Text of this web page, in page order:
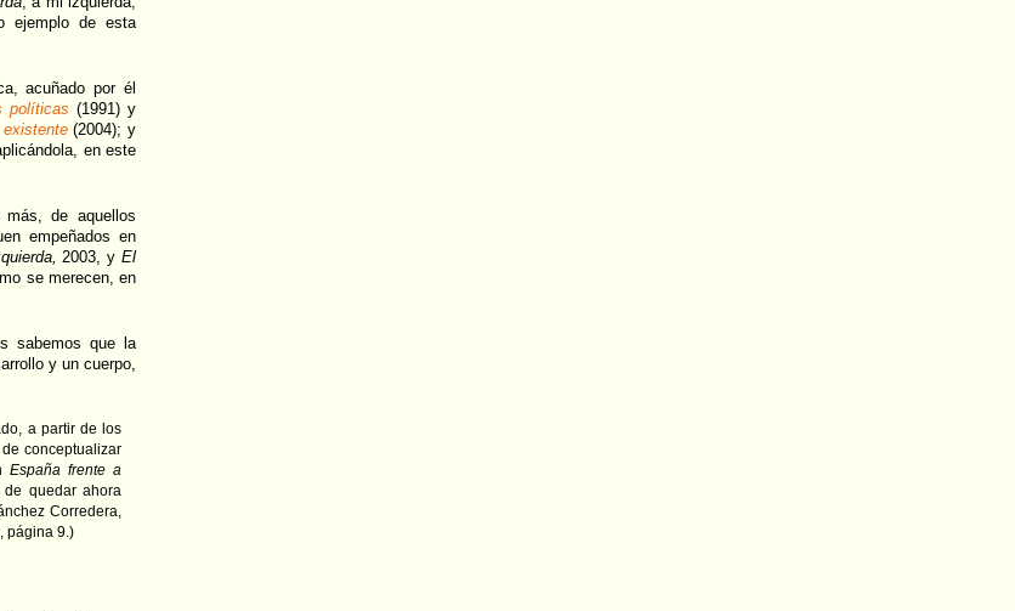
ejemplo de esta
acuñado por él
políticas (1991) y
(2004); y
en este
de aquellos
empeñados en
2003, yEl
se merecen, en
sabemos que la
y un cuerpo,
a partir de los
conceptualizar
España frente a
quedar ahora
Corredera,
página 9.)